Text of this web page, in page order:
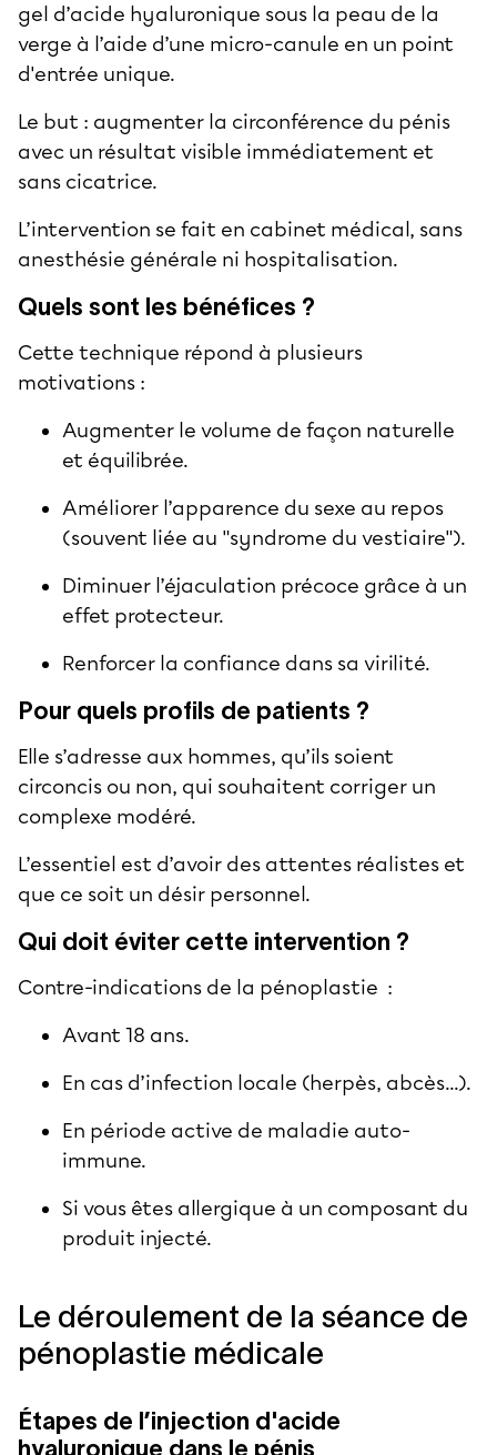
gel d’acide hyaluronique sous la peau de la
verge à l’aide d’une micro-canule en un point
d'entrée unique.
Le but : augmenter la circonférence du pénis
avec un résultat visible immédiatement et
sans cicatrice.
L’intervention se fait en cabinet médical, sans
anesthésie générale ni hospitalisation.
Quels sont les bénéfices ?
Cette technique répond à plusieurs
motivations :
Augmenter le volume de façon naturelle
et équilibrée.
Améliorer l’apparence du sexe au repos
(souvent liée au "syndrome du vestiaire").
Diminuer l’éjaculation précoce grâce à un
effet protecteur.
Renforcer la confiance dans sa virilité.
Pour quels profils de patients ?
Elle s’adresse aux hommes, qu’ils soient
circoncis ou non, qui souhaitent corriger un
complexe modéré.
L’essentiel est d’avoir des attentes réalistes et
que ce soit un désir personnel.
Qui doit éviter cette intervention ?
Contre-indications de la pénoplastie :
Avant 18 ans.
En cas d’infection locale (herpès, abcès...).
En période active de maladie auto-
immune.
Si vous êtes allergique à un composant du
produit injecté.
Le déroulement de la séance de
pénoplastie médicale
Étapes de l’injection d'acide
hyaluronique dans le pénis